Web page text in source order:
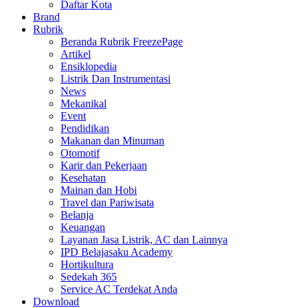
Daftar Kota
Brand
Rubrik
Beranda Rubrik FreezePage
Artikel
Ensiklopedia
Listrik Dan Instrumentasi
News
Mekanikal
Event
Pendidikan
Makanan dan Minuman
Otomotif
Karir dan Pekerjaan
Kesehatan
Mainan dan Hobi
Travel dan Pariwisata
Belanja
Keuangan
Layanan Jasa Listrik, AC dan Lainnya
IPD Belajasaku Academy
Hortikultura
Sedekah 365
Service AC Terdekat Anda
Download